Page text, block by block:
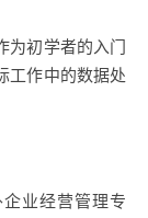
为初学者的入门
工作中的数据处
业经营管理专